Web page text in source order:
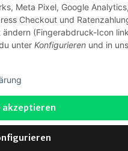
akzeptieren
Meta Pixel, Google
Checkout und
(Fingerabdruck-Icon
unter Konfigurieren und in